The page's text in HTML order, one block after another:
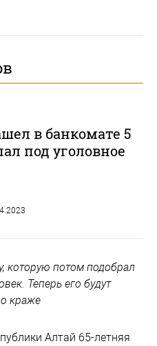
в банкомате 5
под уголовное
потом подобрал
Теперь его будут
краже
Алтай 65-летняя